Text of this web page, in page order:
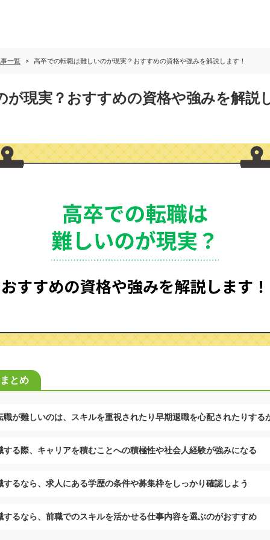
一覧 高卒での転職は難しいのが現実？おすすめの資格や強みを解説します！
が現実？おすすめの資格や強みを解説
とめ
職が難しいのは、スキルを重視されたり早期退職を心配されたりする
する際、キャリアを積むことへの積極性や社会人経験が強みになる
するなら、求人にある学歴の条件や募集枠をしっかり確認しよう
するなら、前職でのスキルを活かせる仕事内容を選ぶのがおすすめ